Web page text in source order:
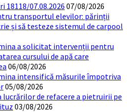
07.08.2026 07/08/2026
transportul elevilor: părinții
și să testeze sistemul de carpool
a solicitat intervenții pentru
cursului de apă care
06/08/2026
intensifică măsurile împotriva
05/08/2026
lucrărilor de refacere a pietruirii pe
03/08/2026